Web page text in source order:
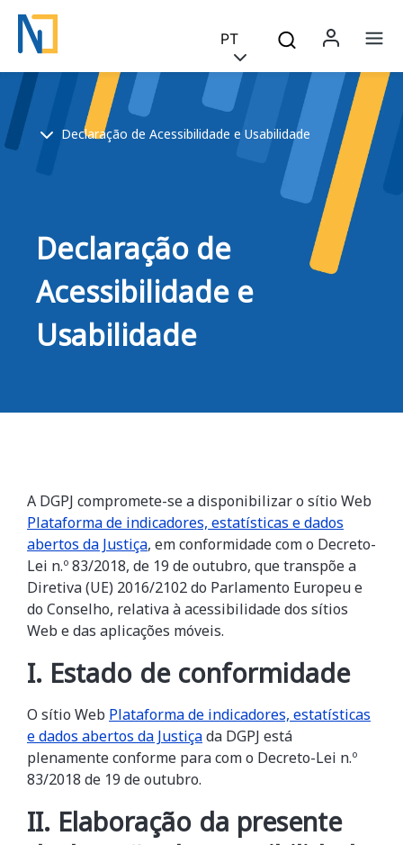
PT
Breadcrumb
Declaração de Acessibilidade e Usabilidade
Declaração de
Acessibilidade e
Usabilidade
A DGPJ compromete-se a disponibilizaro sítio Web
Plataforma de indicadores, estatísticas e dados
abertos da Justiça, em conformidade com o Decreto-
Lei n.º 83/2018, de 19 de outubro, que transpõe a
Diretiva (UE) 2016/2102 do Parlamento Europeu e
do Conselho, relativa à acessibilidade dos sítios
Web e das aplicações móveis.
I. Estado de conformidade
O sítio Web Plataforma de indicadores, estatísticas
e dados abertos da Justiçada DGPJ está
plenamente conforme para com o Decreto-Lei n.º
83/2018 de 19 de outubro.
II. Elaboração da presente